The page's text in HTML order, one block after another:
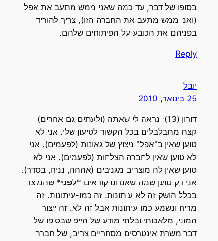
בסופו של דבר, עד כמה שאני ממש מתעב את אפל
(ואני ממש מתעב את החברה הזו), צריך להוריד
בפניהם את הכובע על הפיתוחים שלהם.
Reply
יובל
25 בינואר, 2010
דורון (13): נראה לי שאתה (ולעתים גם אחרים)
קצת מתבלבלים בכל הקשור לטיעון שלי. אני לא
טוען שאין ב"אפל" ניצוץ של גאונות (לפעמים). אני
לא טוען שאין לחברה הצלחות (לפעמים). אני לא
טוען שאין לה מוצרים מגניבים (אההה, נניח, בסדר).
אני רק טוען שמה שאנחנו קוראים *לפני* שהמוצר
בכלל הושק זה לא עיתונות. זה כמו-עיתונות. זה
מריח ונשמע כמו עיתונות אבל זה לא. זה ייצור
המוני, מלאכותי ובלתי מודע של הייפ שבסופו של
דבר משרת אינטרסים מסחריים צרים, של חברה